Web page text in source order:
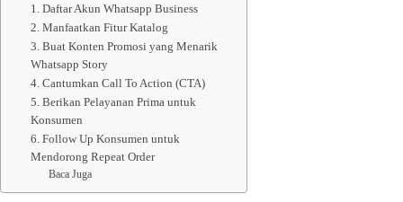
1. Daftar Akun Whatsapp Business
2. Manfaatkan Fitur Katalog
3. Buat Konten Promosi yang Menarik
Whatsapp Story
4. Cantumkan Call To Action (CTA)
5. Berikan Pelayanan Prima untuk
Konsumen
6. Follow Up Konsumen untuk
Mendorong Repeat Order
Baca Juga